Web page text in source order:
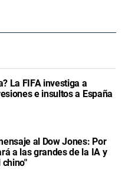
La FIFA investiga a
e insultos a España
al Dow Jones: Por
a las grandes de la IA y